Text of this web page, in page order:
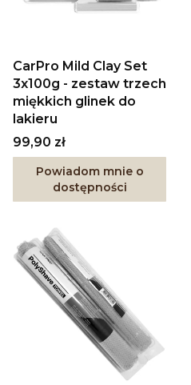
CarPro Mild Clay Set
3x100g - zestaw trzech
miękkich glinek do
lakieru
Cena
99,90 zł
Powiadom mnie o
dostępności